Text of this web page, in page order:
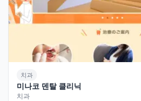
치과
미나코 덴탈 클리닉
치과